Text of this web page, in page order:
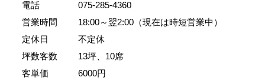
電話
075-285-4360
営業時間
18:00～翌2:00（現在は時短営業中）
定休日
不定休
坪数客数
13坪、10席
客単価
6000円